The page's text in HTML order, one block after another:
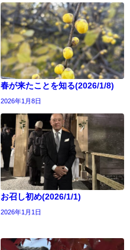
春が来たことを知る(2026/1/8)
2026年1月8日
お召し初め(2026/1/1)
2026年1月1日